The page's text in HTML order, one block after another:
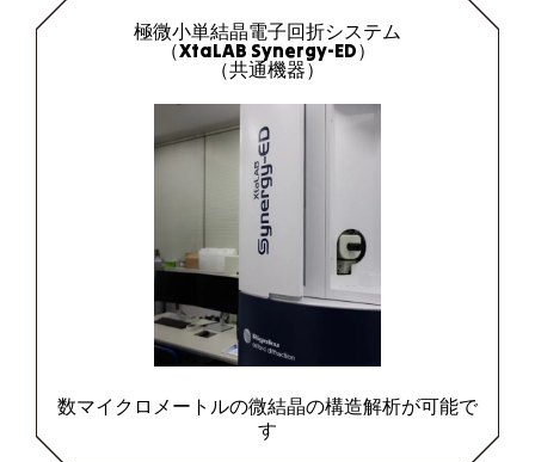
極微小単結晶電子回折システム
（XtaLAB Synergy-ED）
（共通機器）
数マイクロメートルの微結晶の構造解析が可能で
す